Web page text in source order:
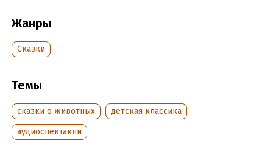
Дата поступления:
Жанры
Сказки
Темы
сказки о животных
детская классика
аудиоспектакли